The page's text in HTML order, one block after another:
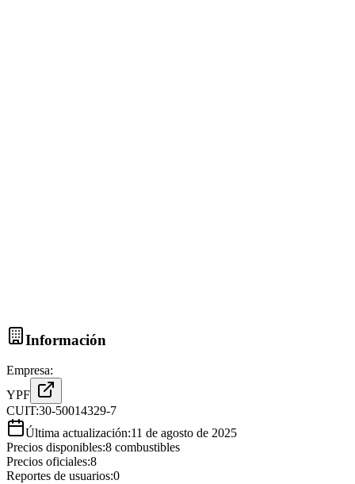
Información
Empresa:
YPF
CUIT:30-50014329-7
Última actualización:11 de agosto de 2025
Precios disponibles:8 combustibles
Precios oficiales:8
Reportes de usuarios:0